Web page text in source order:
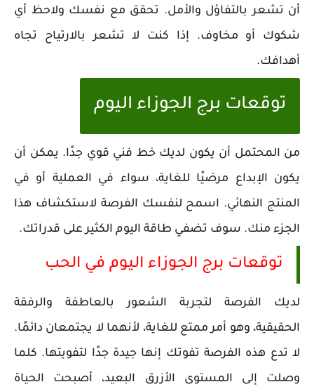
أن تشعر بالتفاؤل والأمل. تحقق مع نفسك ولاحظ أي
شكوك أو مخاوف. إذا كنت لا تشعر بالارتياح تجاه
أهدافك.
توقعات برج الجوزاء اليوم
من المحتمل أن يكون لديك خط فني قوي جدًا. يمكن أن
يكون الإبداع مرضيًا للغاية، سواء في العملية أو في
المنتج النهائي. اسمح لنفسك الفرصة لاستكشاف هذا
الجزء منك. سوف تضفي طاقة اليوم الكثير على قدراتك.
توقعات برج الجوزاء اليوم في الحب
لديك الفرصة لتجربة الشعور بالعاطفة والرفقة
الحقيقية، وهو أمر ممتع للغاية، لأنهما لا يجتمعان دائمًا.
لا تدع هذه الفرصة تفوتك إنها جيدة جدًا لتفويتها. كلما
وصلت إلى المستوى الأزرق البعيد، أصبحت الحياة